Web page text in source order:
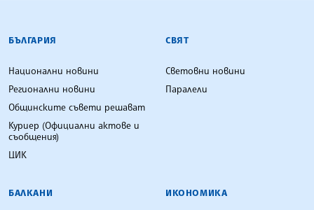
БЪЛГАРСКА ТЕЛЕГРАФНА АГЕНЦИЯ
БЪЛГАРИЯ
Национални новини
Регионални новини
Общинските съвети решават
Куриер (Официални актове и
съобщения)
ЦИК
СВЯТ
Световни новини
Паралели
БАЛКАНИ ИКОНОМИКА